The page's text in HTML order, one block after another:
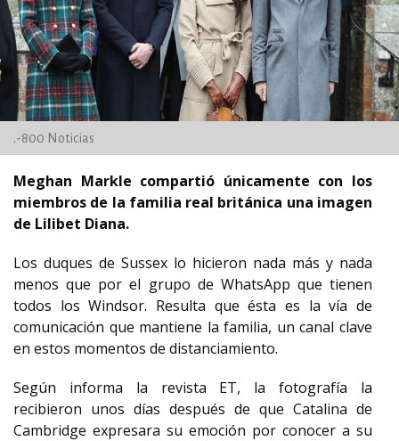
.-800 Noticias
Meghan Markle compartió únicamente con los
miembros de la familia real británica una imagen
de Lilibet Diana.
Los duques de Sussex lo hicieron nada más y nada
menos que por el grupo de WhatsApp que tienen
todos los Windsor. Resulta que ésta es la vía de
comunicación que mantiene la familia, un canal clave
en estos momentos de distanciamiento.
Según informa la revista ET, la fotografía la
recibieron unos días después de que Catalina de
Cambridge expresara su emoción por conocer a su